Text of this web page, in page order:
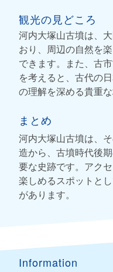
観光の見どころ
河内大塚山古墳は、
おり、周辺の自然を
できます。また、古
を考えると、古代の
の理解を深める貴重
まとめ
河内大塚山古墳は、
造から、古墳時代後
要な史跡です。アク
楽しめるスポットと
があります。
Information